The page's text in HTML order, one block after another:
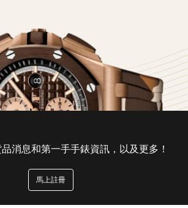
消息和第一手手錶資訊，以及更多！
馬上註冊